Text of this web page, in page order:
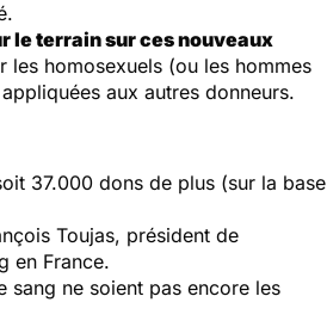
le terrain sur ces nouveaux
homosexuels (ou les hommes
aux autres donneurs.
37.000 dons de plus (sur la base
Toujas, président de
en France.
sang ne soient pas encore les